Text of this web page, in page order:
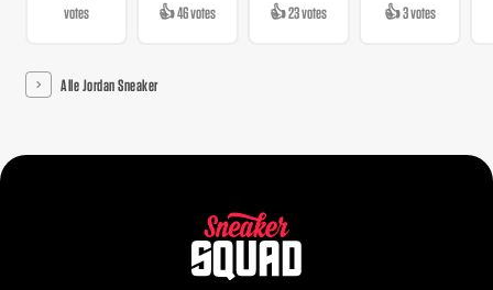
votes
👍 46 votes 👍 23 votes 👍 3 votes
Alle Jordan Sneaker